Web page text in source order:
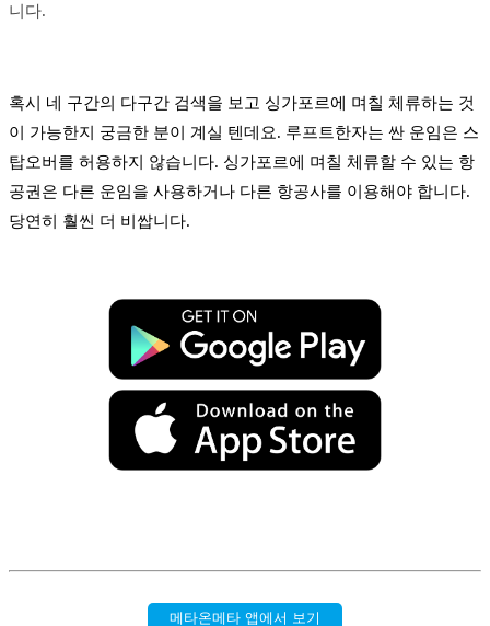
니다.
혹시 네 구간의 다구간 검색을 보고 싱가포르에 며칠 체류하는 것
이 가능한지 궁금한 분이 계실 텐데요. 루프트한자는 싼 운임은 스
탑오버를 허용하지 않습니다. 싱가포르에 며칠 체류할 수 있는 항
공권은 다른 운임을 사용하거나 다른 항공사를 이용해야 합니다.
당연히 훨씬 더 비쌉니다.
메타온메타 앱에서 보기